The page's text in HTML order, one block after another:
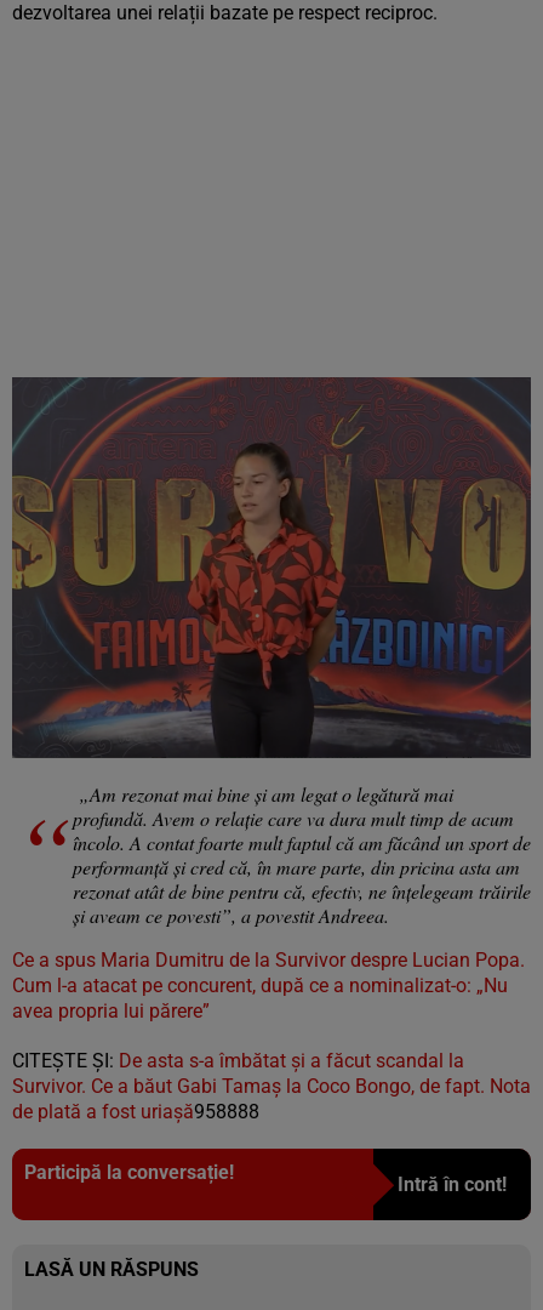
dezvoltarea unei relații bazate pe respect reciproc.
„Am rezonat mai bine și am legat o legătură mai
profundă. Avem o relație care va dura mult timp de acum
încolo. A contat foarte mult faptul că am făcând un sport de
performanță și cred că, în mare parte, din pricina asta am
rezonat atât de bine pentru că, efectiv, ne înțelegeam trăirile
și aveam ce povesti”, a povestit Andreea.
Ce a spus Maria Dumitru de la Survivor despre Lucian Popa.
Cum l-a atacat pe concurent, după ce a nominalizat-o: „Nu
avea propria lui părere”
CITEȘTE ȘI: De asta s-a îmbătat și a făcut scandal la
Survivor. Ce a băut Gabi Tamaș la Coco Bongo, de fapt. Nota
de plată a fost uriașă958888
Participă la conversație!
Intră în cont!
LASĂ UN RĂSPUNS